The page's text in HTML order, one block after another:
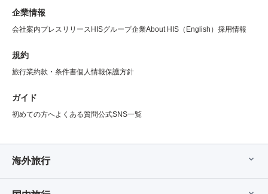
企業情報
会社案内プレスリリース HISグループ企業About HIS（English） 採用情報
規約
旅行業約款・条件書個人情報保護方針
ガイド
初めての方へよくある質問公式SNS一覧
海外旅行